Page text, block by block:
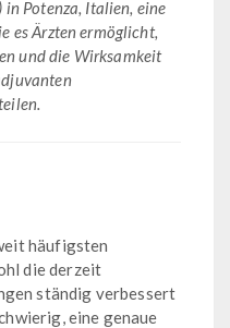
Potenza, Italien, eine
es Ärzten ermöglicht,
und die Wirksamkeit
häufigsten
die derzeit
ständig verbessert
eine genaue